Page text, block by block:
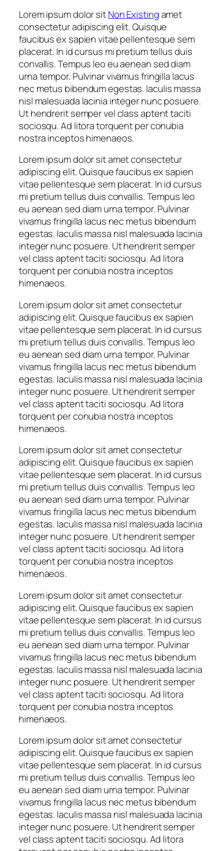
Lorem ipsum dolor sitNon Existingamet
consectetur adipiscing elit. Quisque
faucibus ex sapien vitae pellentesque sem
placerat. In id cursus mi pretium tellus duis
convallis. Tempus leo eu aenean sed diam
urna tempor. Pulvinar vivamus fringilla lacus
nec metus bibendum egestas. Iaculis massa
nisl malesuada lacinia integer nunc posuere.
Ut hendrerit semper vel class aptent taciti
sociosqu. Ad litora torquent per conubia
nostra inceptos himenaeos.
Lorem ipsum dolor sit amet consectetur
adipiscing elit. Quisque faucibus ex sapien
vitae pellentesque sem placerat. In id cursus
mi pretium tellus duis convallis. Tempus leo
eu aenean sed diam urna tempor. Pulvinar
vivamus fringilla lacus nec metus bibendum
egestas. Iaculis massa nisl malesuada lacinia
integer nunc posuere. Ut hendrerit semper
vel class aptent taciti sociosqu. Ad litora
torquent per conubia nostra inceptos
himenaeos.
Lorem ipsum dolor sit amet consectetur
adipiscing elit. Quisque faucibus ex sapien
vitae pellentesque sem placerat. In id cursus
mi pretium tellus duis convallis. Tempus leo
eu aenean sed diam urna tempor. Pulvinar
vivamus fringilla lacus nec metus bibendum
egestas. Iaculis massa nisl malesuada lacinia
integer nunc posuere. Ut hendrerit semper
vel class aptent taciti sociosqu. Ad litora
torquent per conubia nostra inceptos
himenaeos.
Lorem ipsum dolor sit amet consectetur
adipiscing elit. Quisque faucibus ex sapien
vitae pellentesque sem placerat. In id cursus
mi pretium tellus duis convallis. Tempus leo
eu aenean sed diam urna tempor. Pulvinar
vivamus fringilla lacus nec metus bibendum
egestas. Iaculis massa nisl malesuada lacinia
integer nunc posuere. Ut hendrerit semper
vel class aptent taciti sociosqu. Ad litora
torquent per conubia nostra inceptos
himenaeos.
Lorem ipsum dolor sit amet consectetur
adipiscing elit. Quisque faucibus ex sapien
vitae pellentesque sem placerat. In id cursus
mi pretium tellus duis convallis. Tempus leo
eu aenean sed diam urna tempor. Pulvinar
vivamus fringilla lacus nec metus bibendum
egestas. Iaculis massa nisl malesuada lacinia
integer nunc posuere. Ut hendrerit semper
vel class aptent taciti sociosqu. Ad litora
torquent per conubia nostra inceptos
himenaeos.
Lorem ipsum dolor sit amet consectetur
adipiscing elit. Quisque faucibus ex sapien
vitae pellentesque sem placerat. In id cursus
mi pretium tellus duis convallis. Tempus leo
eu aenean sed diam urna tempor. Pulvinar
vivamus fringilla lacus nec metus bibendum
egestas. Iaculis massa nisl malesuada lacinia
integer nunc posuere. Ut hendrerit semper
vel class aptent taciti sociosqu. Ad litora